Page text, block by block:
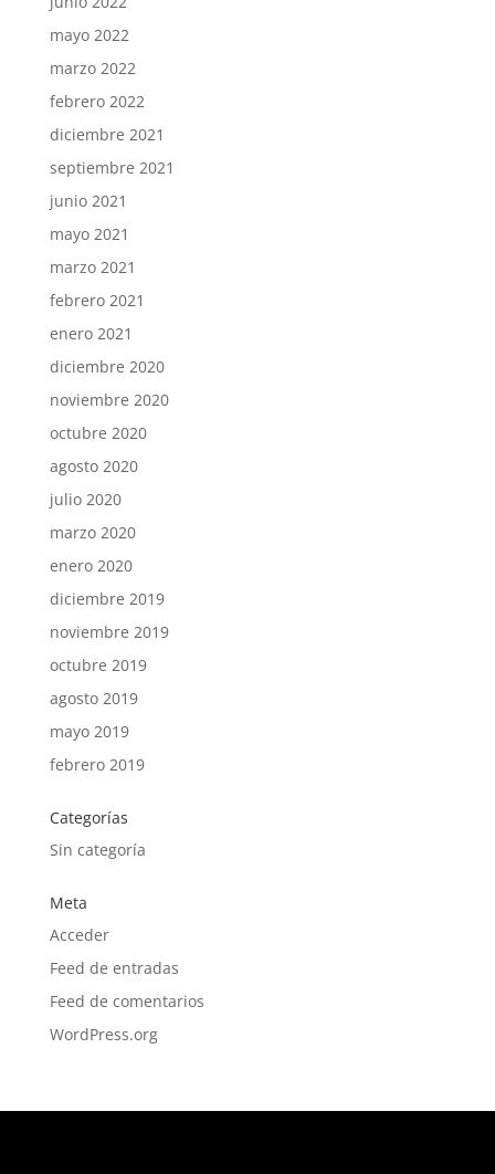
mayo 2022
marzo 2022
febrero 2022
diciembre 2021
septiembre 2021
junio 2021
mayo 2021
marzo 2021
febrero 2021
enero 2021
diciembre 2020
noviembre 2020
octubre 2020
agosto 2020
julio 2020
marzo 2020
enero 2020
diciembre 2019
noviembre 2019
octubre 2019
agosto 2019
mayo 2019
febrero 2019
Categorías
Sin categoría
Meta
Acceder
Feed de entradas
Feed de comentarios
WordPress.org